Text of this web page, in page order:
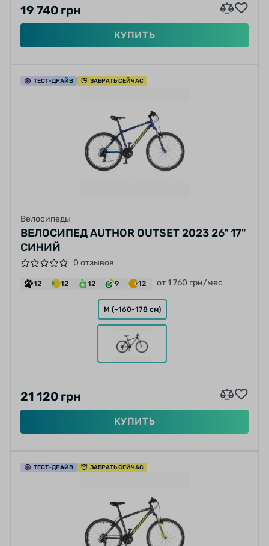
19 740 грн
КУПИТЬ
ТЕСТ-ДРАЙВ ЗАБРАТЬ СЕЙЧАС
Велосипеды
ВЕЛОСИПЕД AUTHOR OUTSET 2023 26" 17"
СИНИЙ
0 отзывов
12 12 12 9 12 от 1 760 грн/мес
M (~160-178 см)
21 120 грн
КУПИТЬ
ТЕСТ-ДРАЙВ ЗАБРАТЬ СЕЙЧАС